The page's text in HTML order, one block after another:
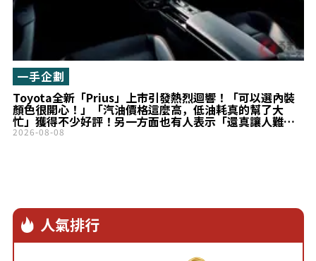
Toyota全新「Prius」上市引發熱烈迴響！「可以選內裝
顏色很開心！」「汽油價格這麼高，低油耗真的幫了大
忙」獲得不少好評！另一方面也有人表示「還真讓人難以
在Civic之間做選擇……」!? 兼具高質感設計魅力的
一手企劃
2026-08-08
人氣排行